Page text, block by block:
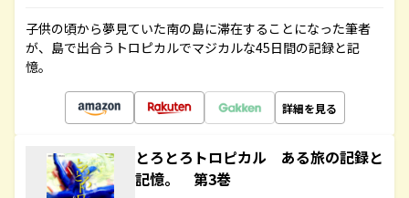
子供の頃から夢見ていた南の島に滞在することになった筆者
が、島で出合うトロピカルでマジカルな45日間の記録と記
憶。
詳細を見る
とろとろトロピカル ある旅の記録と
記憶。 第3巻